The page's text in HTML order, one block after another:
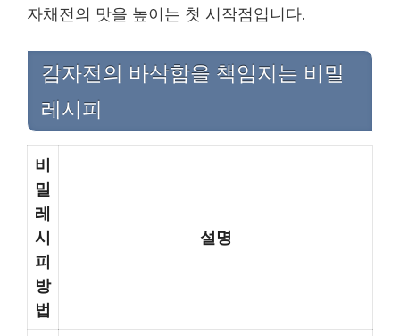
자채전의 맛을 높이는 첫 시작점입니다.
감자전의 바삭함을 책임지는 비밀
레시피
비
밀
레
시
피
방
법
설명